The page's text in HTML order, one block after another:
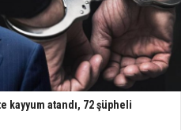
kayyum atandı, 72 şüpheli